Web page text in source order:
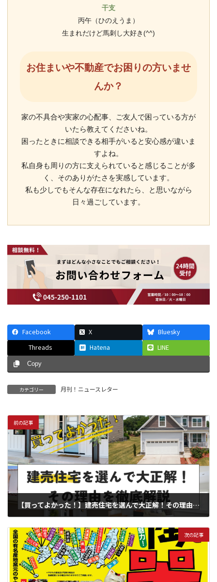
干支
丙午（ひのえうま）
生まれだけど馬刺し大好き(^^)
お住まいや不動産でお困りの方いませ
んか？
家の不具合や実家の心配事、ご友人で困っている方が
いたら教えてくださいね。
困ったときに相談できる相手がいると安心感が違いま
すよね。
私自身も周りの方に支えられていると感じることが多
く、そのありがたさを実感しています。
私も少しでもそんな存在になれたら、と思いながら
日々過ごしています。
Facebook X
Bluesky
Threads
Hatena LINE
Copy
カテゴリー 月刊！ニュースレター
前の記事
【買ってよかった！】建売住宅を選んで大正解！その理由を徹底解説
次の記事